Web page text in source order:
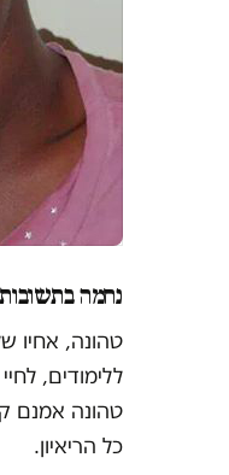
נחמה בתשובות
טהונה, אחיו
ללימודים,
טהונה אמנם
כל הריאיון.